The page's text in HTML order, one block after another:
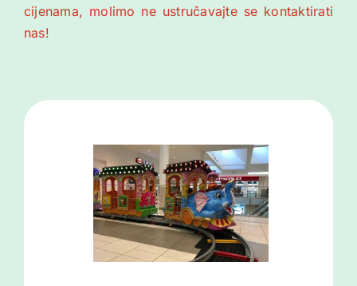
cijenama, molimo ne ustručavajte se kontaktirati
nas!